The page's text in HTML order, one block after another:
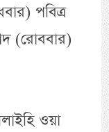
পবিত্র
(রোববার)
ওয়া